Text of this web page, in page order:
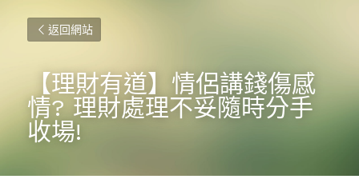
返回網站
【理財有道】情侶講錢傷感
情? 理財處理不妥隨時分手
收場!